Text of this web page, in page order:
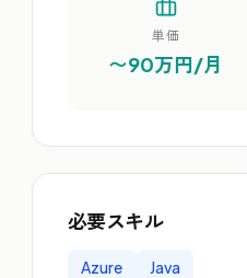
単価
〜90万円/月
必要スキル
Azure Java